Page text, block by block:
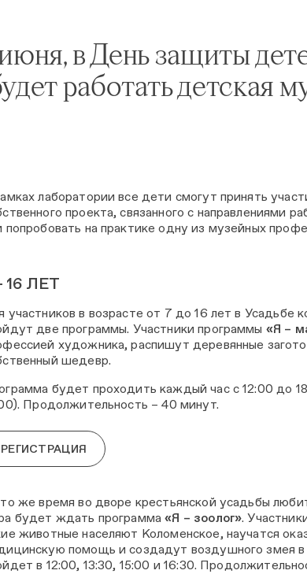
в День защиты
работать детская
лаборатории все дети смогут принять
проекта, связанного с направлениями
попробовать на практике одну из музейных
16 ЛЕТ
участников в возрасте от 7 до 16 лет в Усадьбе
две программы. Участники программы «Я –
художника, распишут деревянные
шедевр.
будет проходить каждый час с 12:00 до
Продолжительность – 40 минут.
РЕГИСТРАЦИЯ
же время во дворе крестьянской усадьбы
будет ждать программа«Я – зоолог».
животные населяют Коломенское, научатся
помощь и создадут воздушного змея
в 12:00, 13:30, 15:00 и 16:30.